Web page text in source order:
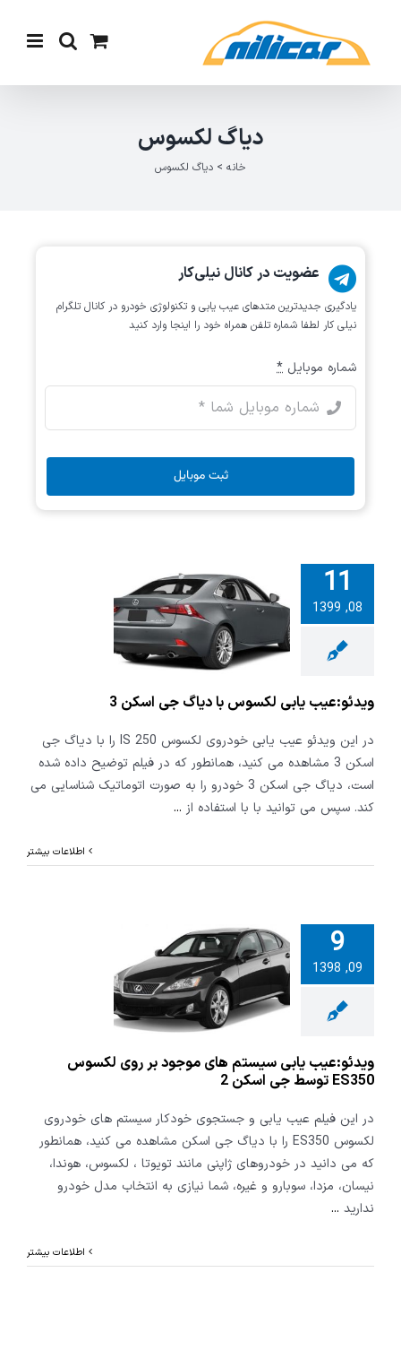
content
دیاگ لکسوس
خانه > دیاگ لکسوس
11
08, 1399
یابی
ویدئو:عیب یابی لکسوس با دیاگ جی اسکن 3
در این ویدئو عیب یابی خودروی لکسوس IS 250 را با دیاگ جی
اسکن 3 مشاهده می کنید، همانطور که در فیلم توضیح داده شده
است، دیاگ جی اسکن 3 خودرو را به صورت اتوماتیک شناسایی می
کند. سپس می توانید با با استفاده از ...
اطلاعات بیشتر
9
09, 1398
یابی
های موجود
ES350 توسط جی
ویدئو:عیب یابی سیستم های موجود بر روی لکسوس
ES350 توسط جی اسکن 2
در این فیلم عیب یابی و جستجوی خودکار سیستم های خودروی
لکسوس ES350 را با دیاگ جی اسکن مشاهده می کنید، همانطور
که می دانید در خودروهای ژاپنی مانند تویوتا ، لکسوس، هوندا،
نیسان، مزدا، سوبارو و غیره، شما نیازی به انتخاب مدل خودرو
ندارید ...
اطلاعات بیشتر
عضویت در کانال نیلی‌کار
یادگیری جدیدترین متد‌های عیب یابی‌ و تکنولوژی خودرو در کانال تلگرام
نیلی کار لطفا شماره تلفن همراه خود را اینجا وارد کنید
شماره موبایل *
ثبت موبایل